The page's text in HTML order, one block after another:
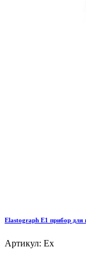
Elastograph E1 прибор для
Артикул: Ex